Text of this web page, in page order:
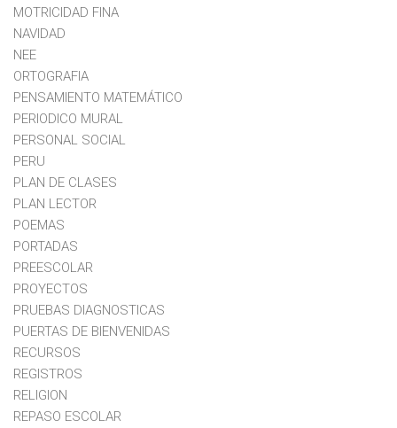
MOTRICIDAD FINA
NAVIDAD
NEE
ORTOGRAFIA
PENSAMIENTO MATEMÁTICO
PERIODICO MURAL
PERSONAL SOCIAL
PERU
PLAN DE CLASES
PLAN LECTOR
POEMAS
PORTADAS
PREESCOLAR
PROYECTOS
PRUEBAS DIAGNOSTICAS
PUERTAS DE BIENVENIDAS
RECURSOS
REGISTROS
RELIGION
REPASO ESCOLAR